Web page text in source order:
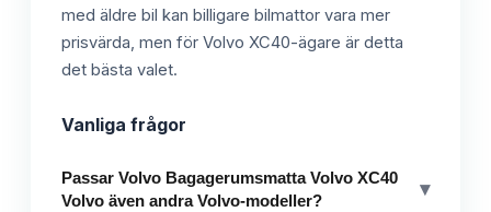
med äldre bil kan billigare bilmattor vara mer
prisvärda, men för Volvo XC40-ägare är detta
det bästa valet.
Vanliga frågor
Passar Volvo Bagagerumsmatta Volvo XC40
Volvo även andra Volvo-modeller?
▾